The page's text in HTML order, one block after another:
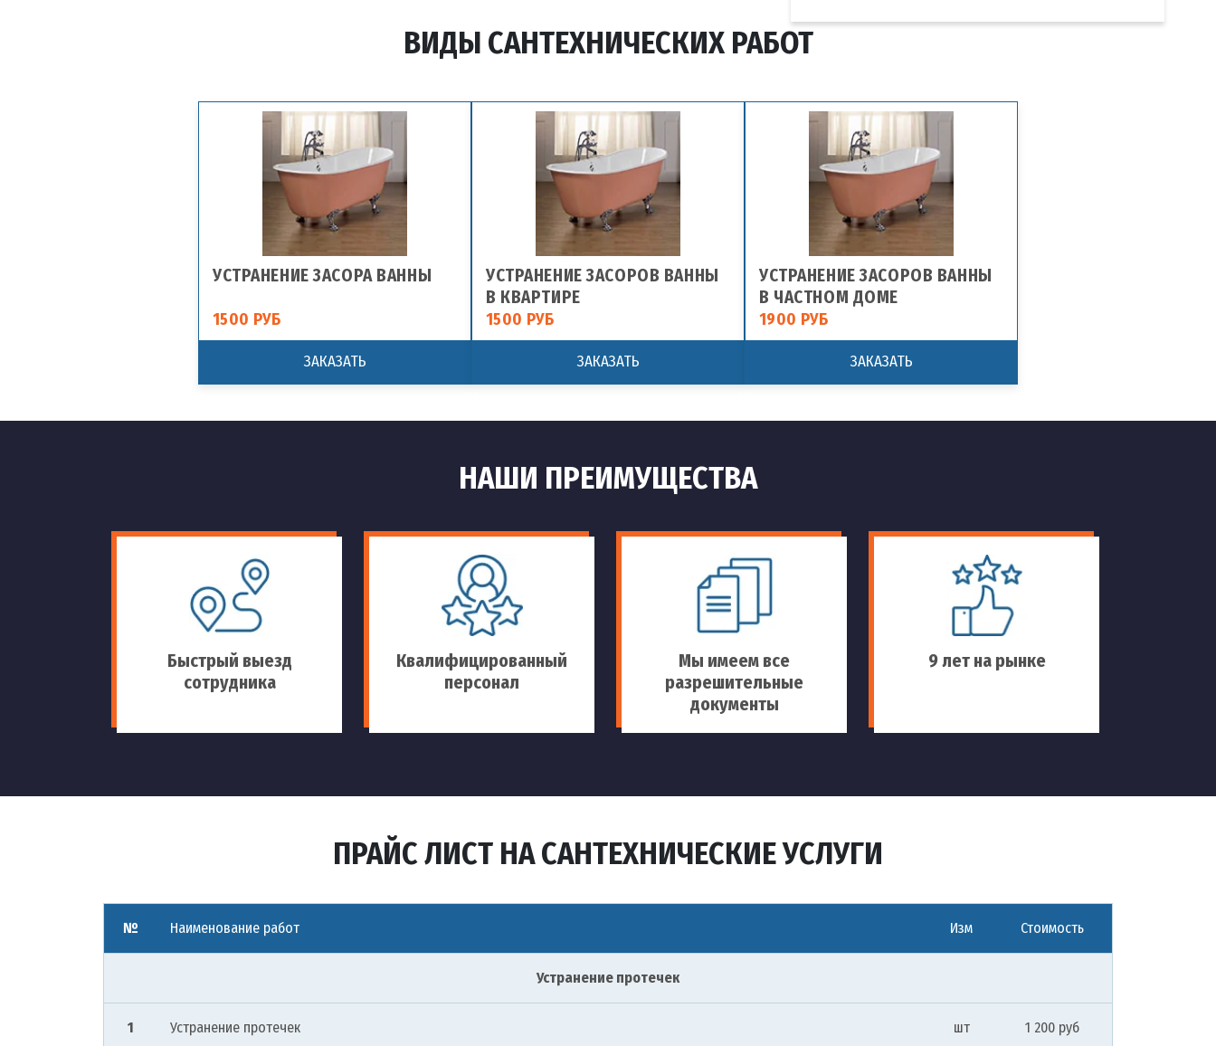
ВИДЫ САНТЕХНИЧЕСКИХ РАБОТ
УСТРАНЕНИЕ ЗАСОРА ВАННЫ
1500 РУБ
ЗАКАЗАТЬ
УСТРАНЕНИЕ ЗАСОРОВ ВАННЫ
В КВАРТИРЕ
1500 РУБ
ЗАКАЗАТЬ
УСТРАНЕНИЕ ЗАСОРОВ ВАННЫ
В ЧАСТНОМ ДОМЕ
1900 РУБ
ЗАКАЗАТЬ
НАШИ ПРЕИМУЩЕСТВА
Быстрый выезд
сотрудника
Квалифицированный
персонал
Мы имеем все
разрешительные
документы
9 лет на рынке
ПРАЙС ЛИСТ НА САНТЕХНИЧЕСКИЕ УСЛУГИ
№ Наименование работ Изм Стоимость
Устранение протечек
1 Устранение протечек шт 1 200 руб